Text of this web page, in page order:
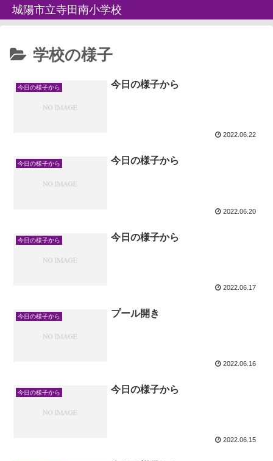
城陽市立寺田南小学校
学校の様子
今日の様子から 今日の様子から
2022.06.22
今日の様子から 今日の様子から
2022.06.20
今日の様子から 今日の様子から
2022.06.17
今日の様子から プール開き
2022.06.16
今日の様子から 今日の様子から
2022.06.15